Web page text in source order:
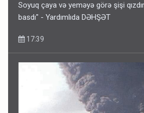
Soyuq çaya və yeməyə görə şişi
basdı" - Yardımlıda DƏHŞƏT
17:39